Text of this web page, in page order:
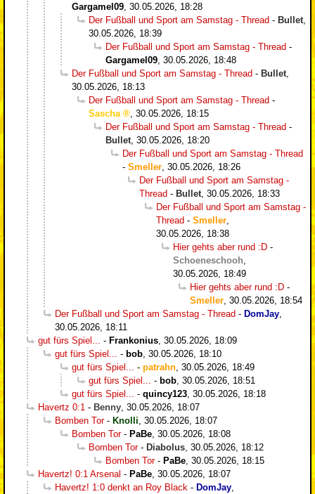
Gargamel09 30.05.2026, 18:28
Der Fußball und Sport am Samstag - Thread - Bullet
30.05.2026, 18:39
Der Fußball und Sport am Samstag - Thread -
Gargamel09 30.05.2026, 18:48
Der Fußball und Sport am Samstag - Thread - Bullet
30.05.2026, 18:13
Der Fußball und Sport am Samstag - Thread -
Sascha
30.05.2026, 18:15
Der Fußball und Sport am Samstag - Thread -
Bullet 30.05.2026, 18:20
Der Fußball und Sport am Samstag - Thread
- Smeller 30.05.2026, 18:26
Der Fußball und Sport am Samstag -
Thread - Bullet 30.05.2026, 18:33
Der Fußball und Sport am Samstag -
Thread - Smeller
30.05.2026, 18:38
Hier gehts aber rund :D -
Schoeneschooh
30.05.2026, 18:49
Hier gehts aber rund :D -
Smeller 30.05.2026, 18:54
Der Fußball und Sport am Samstag - Thread - DomJay
30.05.2026, 18:11
gut fürs Spiel...
- Frankonius 30.05.2026, 18:09
gut fürs Spiel...
- bob 30.05.2026, 18:10
gut fürs Spiel...
- patrahn 30.05.2026, 18:49
gut fürs Spiel...
- bob 30.05.2026, 18:51
gut fürs Spiel...
- quincy123 30.05.2026, 18:18
Havertz 0:1 - Benny 30.05.2026, 18:07
Bomben Tor- Knolli 30.05.2026, 18:07
Bomben Tor- PaBe 30.05.2026, 18:08
Bomben Tor- Diabolus 30.05.2026, 18:12
Bomben Tor- PaBe 30.05.2026, 18:15
Havertz! 0:1 Arsenal - PaBe 30.05.2026, 18:07
Havertz! 1:0 denkt an Roy Black - DomJay